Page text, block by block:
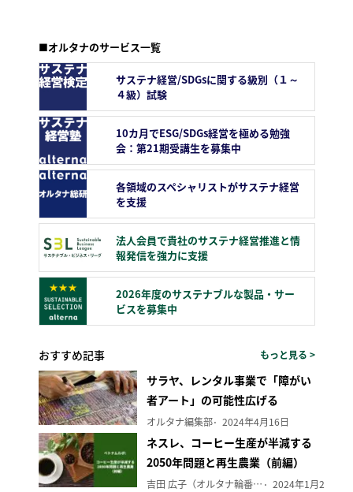
■オルタナのサービス一覧
サステナ経営/SDGsに関する級別（１～
４級）試験
10カ月でESG/SDGs経営を極める勉強
会：第21期受講生を募集中
各領域のスペシャリストがサステナ経営
を支援
法人会員で貴社のサステナ経営推進と情
報発信を強力に支援
2026年度のサステナブルな製品・サー
ビスを募集中
おすすめ記事 もっと見る >
サラヤ、レンタル事業で「障がい
者アート」の可能性広げる
オルタナ編集部 2024年4月16日
ネスレ、コーヒー生産が半減する
2050年問題と再生農業（前編）
吉田 広子（オルタナ輪番編集長） 2024年1月29日